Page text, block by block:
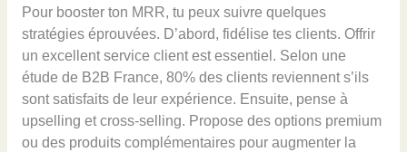
Pour booster ton MRR, tu peux suivre quelques
stratégies éprouvées. D’abord, fidélise tes clients. Offrir
un excellent service client est essentiel. Selon une
étude de B2B France, 80% des clients reviennent s’ils
sont satisfaits de leur expérience. Ensuite, pense à
upselling et cross-selling. Propose des options premium
ou des produits complémentaires pour augmenter la